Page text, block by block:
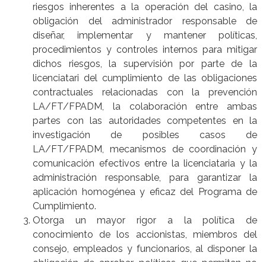
riesgos inherentes a la operación del casino, la
obligación del administrador responsable de
diseñar, implementar y mantener políticas,
procedimientos y controles internos para mitigar
dichos riesgos, la supervisión por parte de la
licenciatari del cumplimiento de las obligaciones
contractuales relacionadas con la prevención
LA/FT/FPADM, la colaboración entre ambas
partes con las autoridades competentes en la
investigación de posibles casos de
LA/FT/FPADM, mecanismos de coordinación y
comunicación efectivos entre la licenciataria y la
administración responsable, para garantizar la
aplicación homogénea y eficaz del Programa de
Cumplimiento.
Otorga un mayor rigor a la política de
conocimiento de los accionistas, miembros del
consejo, empleados y funcionarios, al disponer la